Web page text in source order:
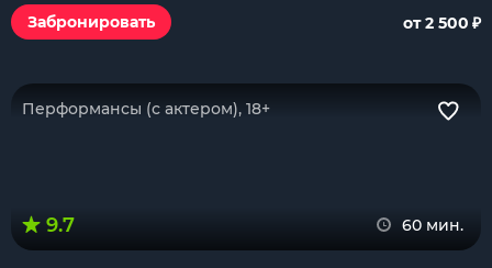
Забронировать от 2 500 ₽
Перформансы (с актером), 18+
9.7 60 мин.